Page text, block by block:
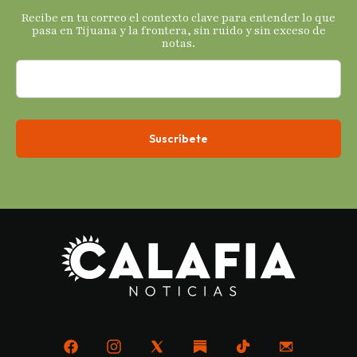
s
económicos.
Recibe en tu correo el contexto clave para entender lo que
pasa en Tijuana y la frontera, sin ruido y sin exceso de
notas.